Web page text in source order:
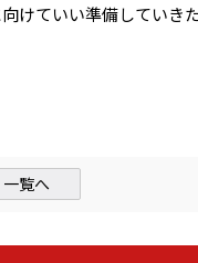
けていい準備していき
一覧へ